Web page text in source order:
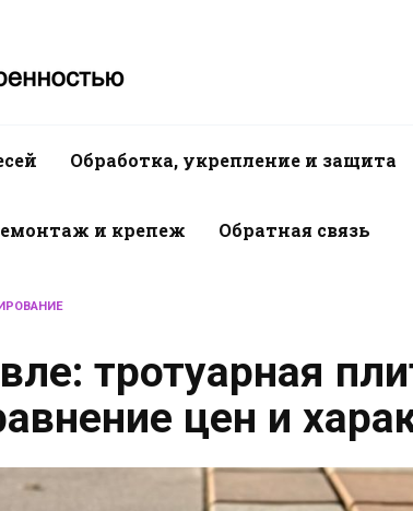
Обработка, укрепление и защита
и крепеж Обратная связь
тротуарная
цен и